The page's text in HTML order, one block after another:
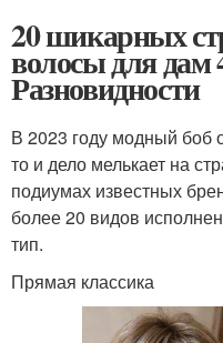
20 шикарных
волосы для дам
Разновидности
В 2023 году модный боб
то и дело мелькает на
подиумах известных
более 20 видов
тип.
Прямая классика